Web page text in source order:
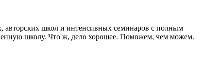
авторских школ и интенсивных семинаров с полным
школу. Что ж, дело хорошее. Поможем, чем можем.